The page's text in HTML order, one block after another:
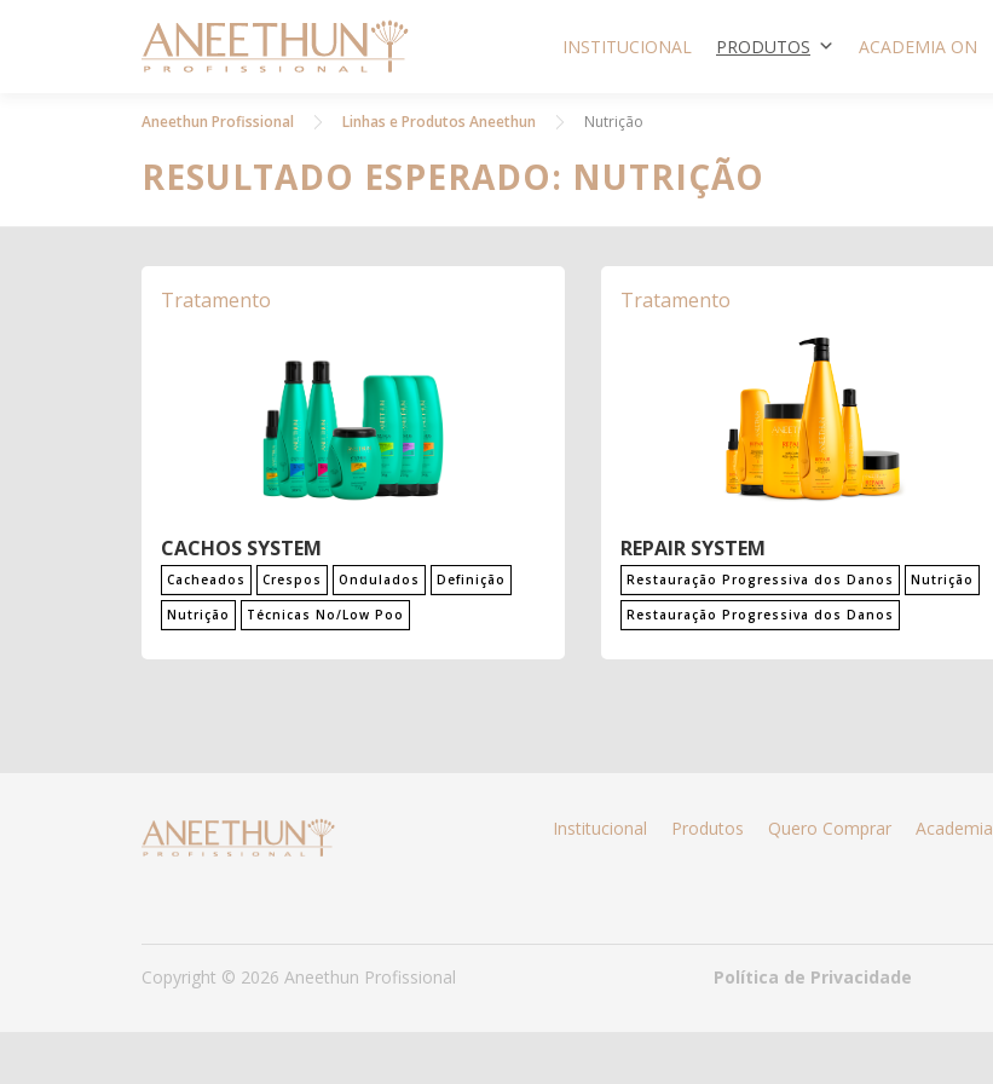
INSTITUCIONAL PRODUTOS ACADEMIA ON
Aneethun Profissional Linhas e Produtos Aneethun Nutrição
RESULTADO ESPERADO: NUTRIÇÃO
Tratamento
CACHOS SYSTEM
Cacheados Crespos Ondulados Definição
Nutrição Técnicas No/Low Poo
Tratamento
REPAIR SYSTEM
Restauração Progressiva dos Danos Nutrição
Restauração Progressiva dos Danos
Institucional Produtos Quero Comprar Academia
Copyright © 2026 Aneethun Profissional Política de Privacidade